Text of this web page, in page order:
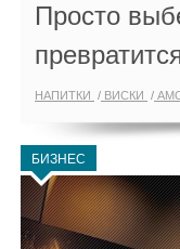
Просто
НАПИТКИ ВИСКИ
БИЗНЕС